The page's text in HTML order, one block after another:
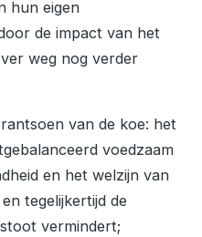
hun eigen
de impact van het
weg nog verder
van de koe: het
voedzaam
en het welzijn van
tegelijkertijd de
vermindert;